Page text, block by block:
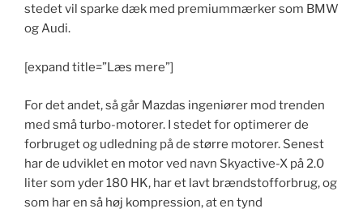
stedet vil sparke dæk med premiummærker som BMW
og Audi.
[expand title=”Læs mere”]
For det andet, så går Mazdas ingeniører mod trenden
med små turbo-motorer. I stedet for optimerer de
forbruget og udledning på de større motorer. Senest
har de udviklet en motor ved navn Skyactive-X på 2.0
liter som yder 180 HK, har et lavt brændstofforbrug, og
som har en så høj kompression, at en tynd